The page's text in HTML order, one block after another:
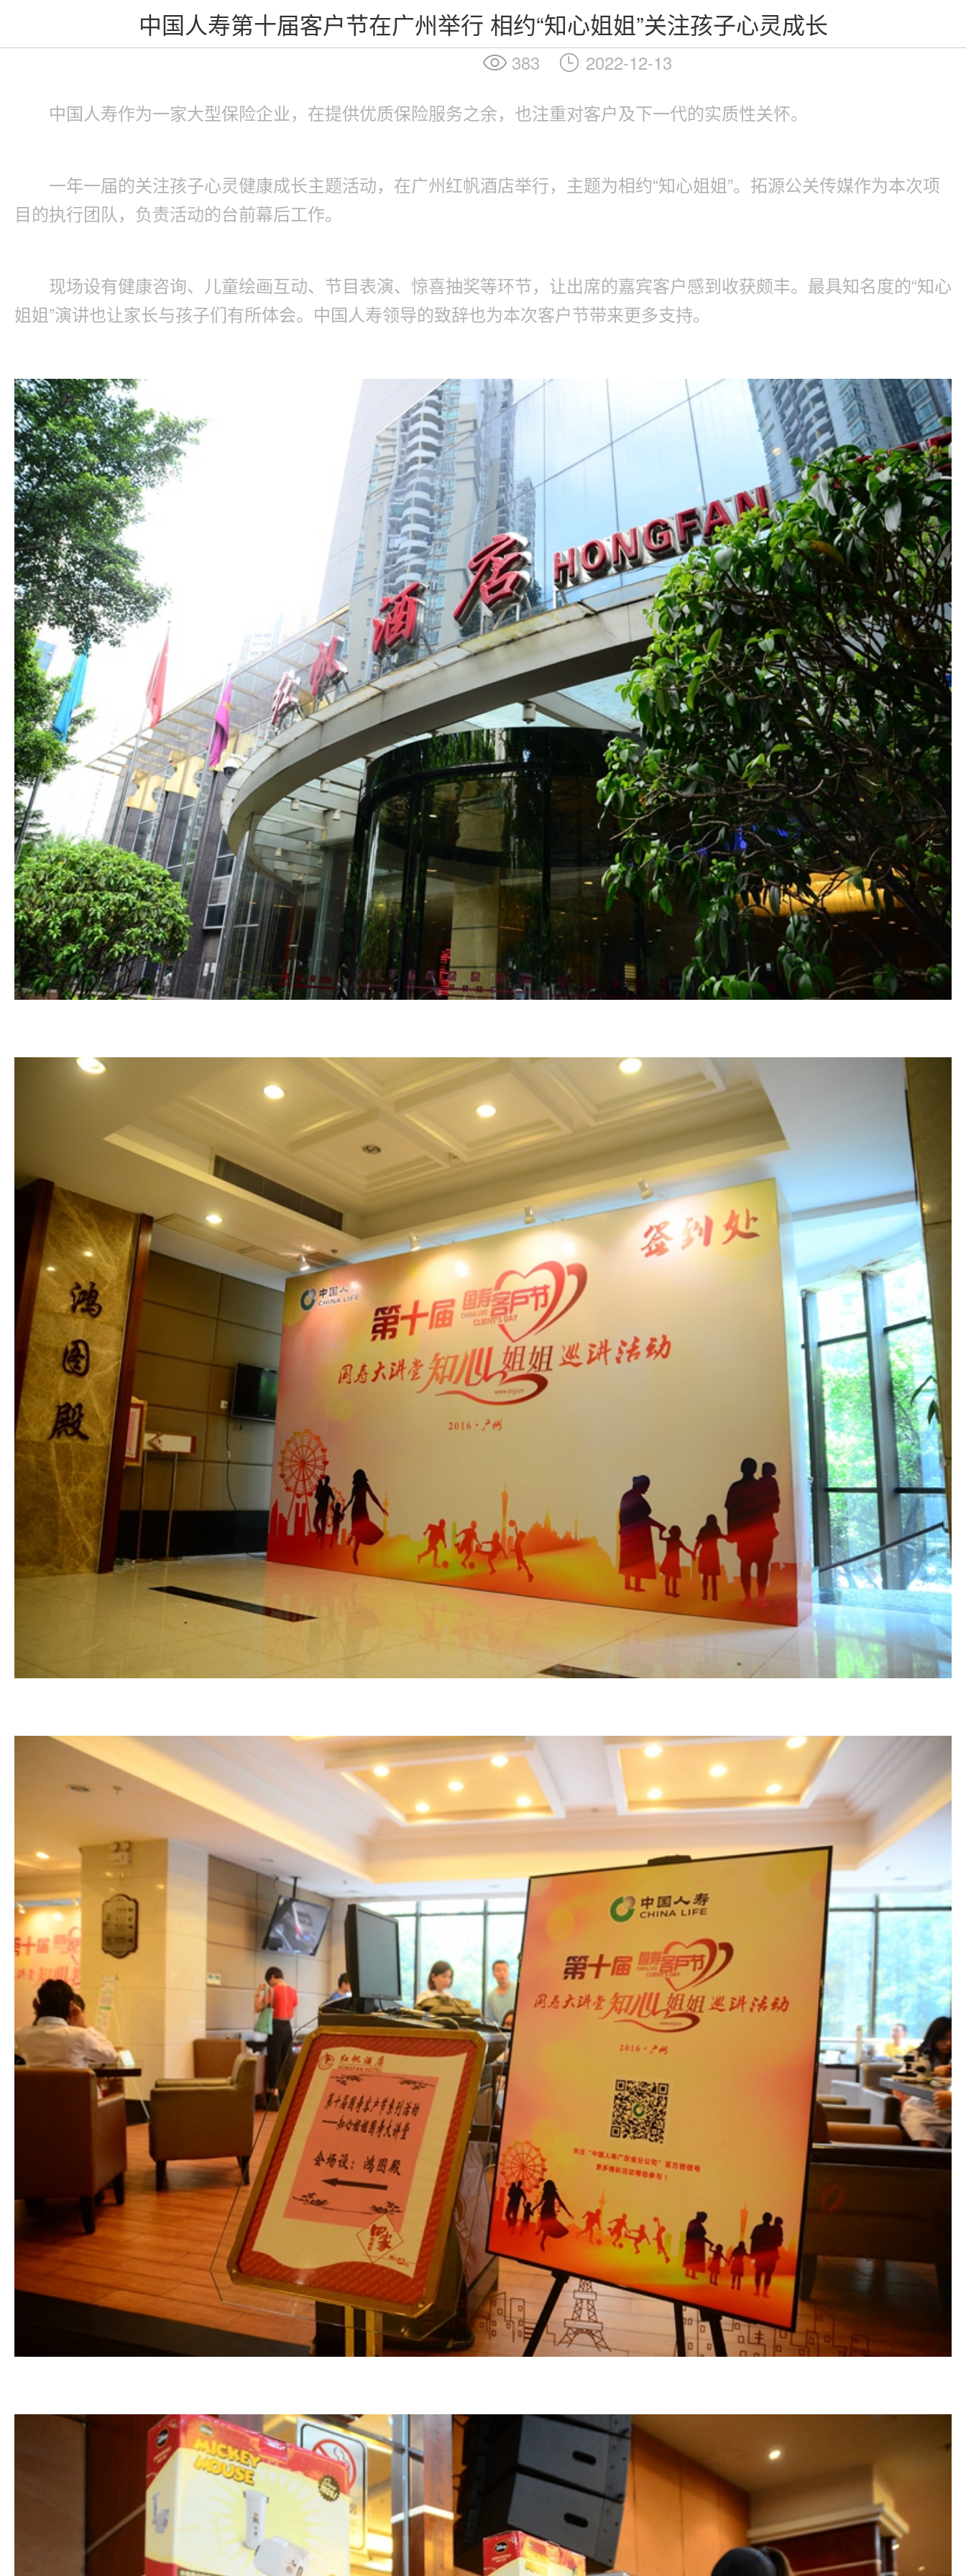
中国人寿第十届客户节在广州举行 相约“知心姐姐”关注孩子心灵成长
383
2022-12-13
中国人寿作为一家大型保险企业，在提供优质保险服务之余，也注重对客户及下一代的实质性关怀。
一年一届的关注孩子心灵健康成长主题活动，在广州红帆酒店举行，主题为相约“知心姐姐”。拓源公关传媒作为本次项
目的执行团队，负责活动的台前幕后工作。
现场设有健康咨询、儿童绘画互动、节目表演、惊喜抽奖等环节，让出席的嘉宾客户感到收获颇丰。最具知名度的“知心
姐姐”演讲也让家长与孩子们有所体会。中国人寿领导的致辞也为本次客户节带来更多支持。